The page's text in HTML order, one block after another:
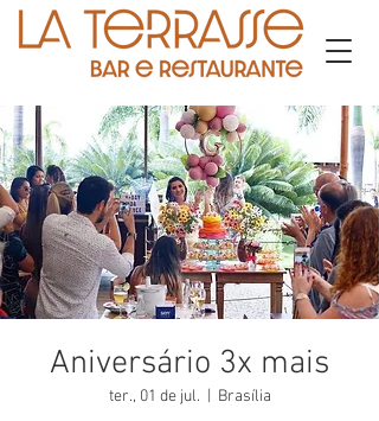
Aniversário 3x mais
ter., 01 de jul. Brasília